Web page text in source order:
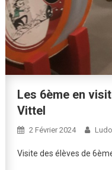
Les 6ème en
Vittel
2 Février 2024
Visite des élèves de